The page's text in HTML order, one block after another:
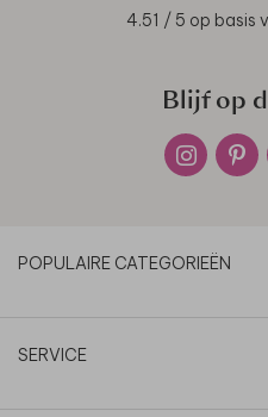
4.51 / 5 op basis
Blijf op
POPULAIRE CATEGORIEËN
SERVICE